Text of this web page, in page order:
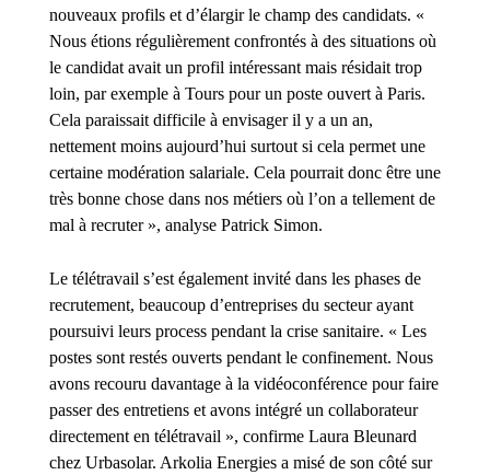
nouveaux profils et d’élargir le champ des candidats. «
Nous étions régulièrement confrontés à des situations où
le candidat avait un profil intéressant mais résidait trop
loin, par exemple à Tours pour un poste ouvert à Paris.
Cela paraissait difficile à envisager il y a un an,
nettement moins aujourd’hui surtout si cela permet une
certaine modération salariale. Cela pourrait donc être une
très bonne chose dans nos métiers où l’on a tellement de
mal à recruter », analyse Patrick Simon.
Le télétravail s’est également invité dans les phases de
recrutement, beaucoup d’entreprises du secteur ayant
poursuivi leurs process pendant la crise sanitaire. « Les
postes sont restés ouverts pendant le confinement. Nous
avons recouru davantage à la vidéoconférence pour faire
passer des entretiens et avons intégré un collaborateur
directement en télétravail », confirme Laura Bleunard
chez Urbasolar. Arkolia Energies a misé de son côté sur